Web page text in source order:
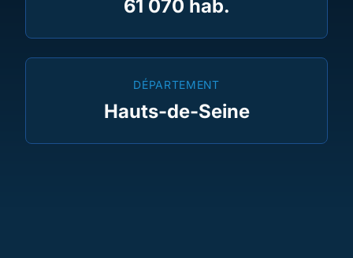
61 070 hab.
DÉPARTEMENT
Hauts-de-Seine